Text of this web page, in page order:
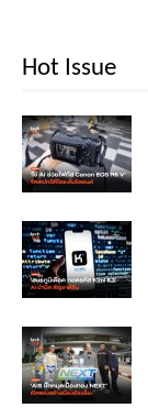
Hot Issue